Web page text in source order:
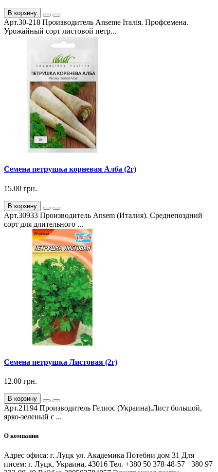
В корзину
Арт.30-218 Производитель Anseme Італія. Профсемена.
Урожайный сорт листовой петр...
Семена петрушка корневая Алба (2г)
15.00 грн.
В корзину
Арт.30933 Производитель Ansem (Италия). Среднепоздний
сорт для длительного ...
Семена петрушка Листовая (2г)
12.00 грн.
В корзину
Арт.21194 Производитель Гелиос (Украина).Лист большой,
ярко-зеленый с ...
О компании
Адрес офиса: г. Луцк ул. Академика Потебни дом 31 Для
писем: г. Луцк, Украина, 43016 Тел. +380 50 378-48-57 +380 97